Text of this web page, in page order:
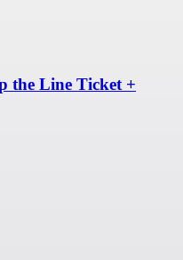
the Line Ticket +